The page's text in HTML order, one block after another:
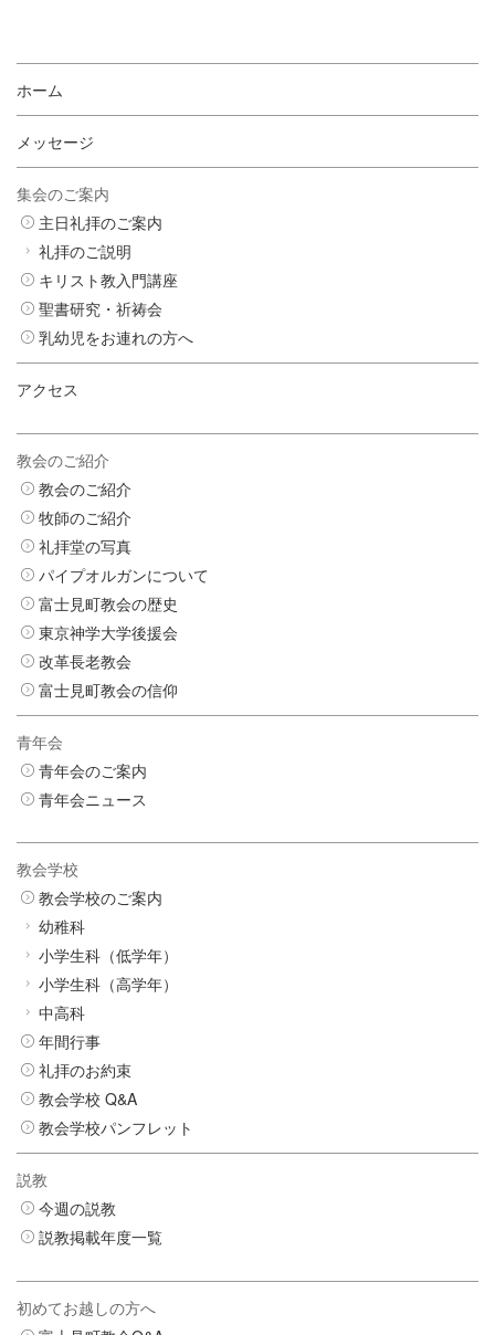
ホーム
メッセージ
集会のご案内
主日礼拝のご案内
礼拝のご説明
キリスト教入門講座
聖書研究・祈祷会
乳幼児をお連れの方へ
アクセス
教会のご紹介
教会のご紹介
牧師のご紹介
礼拝堂の写真
パイプオルガンについて
富士見町教会の歴史
東京神学大学後援会
改革長老教会
富士見町教会の信仰
青年会
青年会のご案内
青年会ニュース
教会学校
教会学校のご案内
幼稚科
小学生科（低学年）
小学生科（高学年）
中高科
年間行事
礼拝のお約束
教会学校 Q&A
教会学校パンフレット
説教
今週の説教
説教掲載年度一覧
初めてお越しの方へ